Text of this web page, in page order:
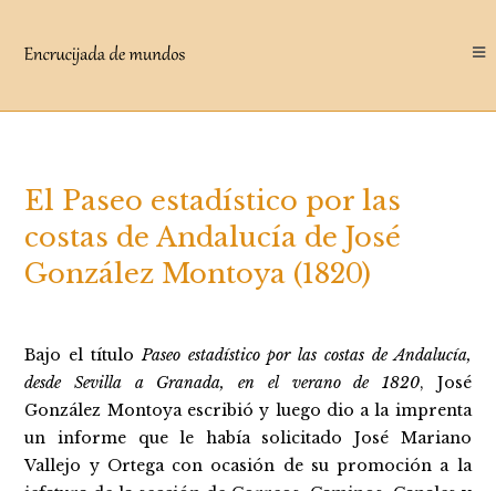
contenido
El Paseo estadístico por las
costas de Andalucía de José
González Montoya (1820)
Bajo el títuloPaseo estadístico por las costas de Andalucía,
desde Sevilla a Granada, en el verano de 1820, José
González Montoya escribió y luego dio a la imprenta
un informe que le había solicitado José Mariano
Vallejo y Ortega con ocasión de su promoción a la